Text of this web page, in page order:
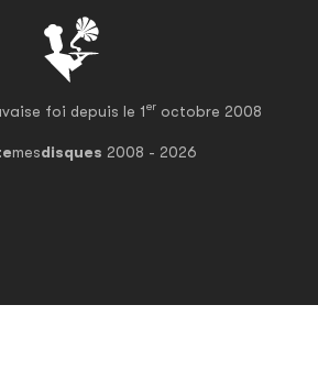
foi depuis le 1er octobre 2008
mesdisques 2008 - 2026